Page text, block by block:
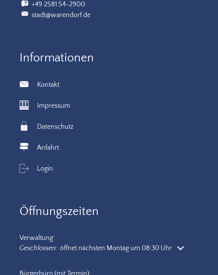
+49 2581 54-2900
stadt@warendorf.de
Informationen
Kontakt
Impressum
Datenschutz
Anfahrt
Login
Öffnungszeiten
Verwaltung:
Klicken, um weitere Öffnungs- oder Schließzeiten auszublenden
Geschlossen: öffnet nächsten Montag um 08:30 Uhr